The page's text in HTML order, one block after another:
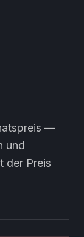
—
und
der Preis